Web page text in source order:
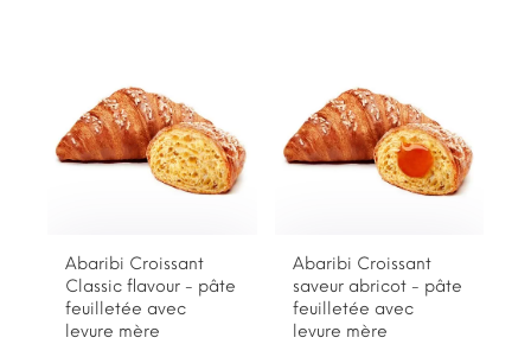
Abaribi Croissant
Classic flavour - pâte
feuilletée avec
levure mère
Abaribi Croissant
saveur abricot - pâte
feuilletée avec
levure mère